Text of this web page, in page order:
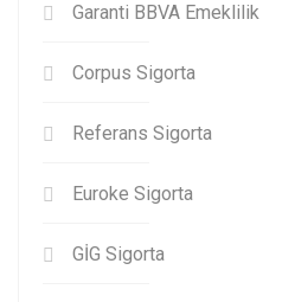
Garanti BBVA Emeklilik
Corpus Sigorta
Referans Sigorta
Euroke Sigorta
GİG Sigorta